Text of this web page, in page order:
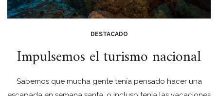
DESTACADO
Impulsemos el turismo nacional
Sabemos que mucha gente tenía pensado hacer una